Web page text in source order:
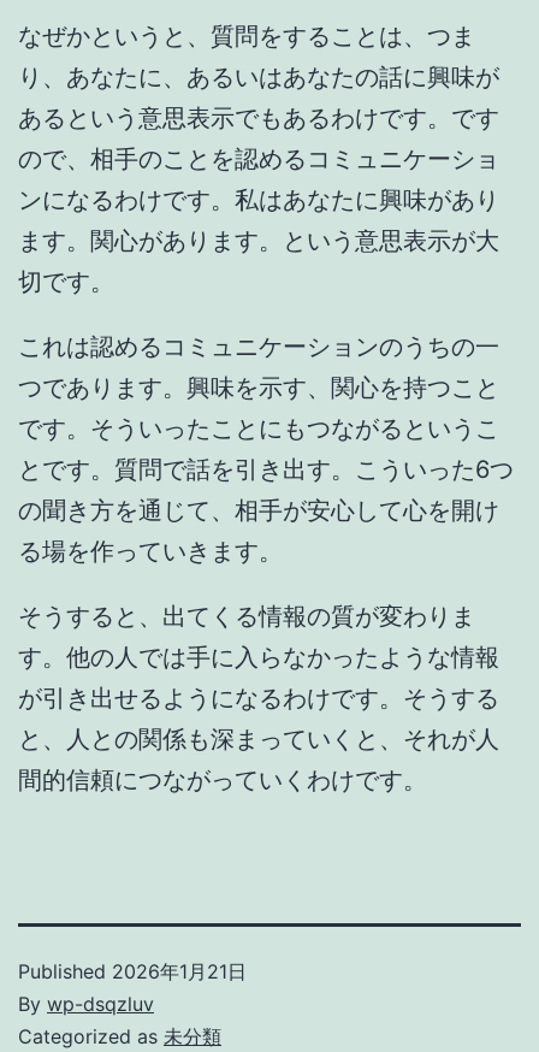
なぜかというと、質問をすることは、つま
り、あなたに、あるいはあなたの話に興味が
あるという意思表示でもあるわけです。です
ので、相手のことを認めるコミュニケーショ
ンになるわけです。私はあなたに興味があり
ます。関心があります。という意思表示が大
切です。
これは認めるコミュニケーションのうちの一
つであります。興味を示す、関心を持つこと
です。そういったことにもつながるというこ
とです。質問で話を引き出す。こういった6つ
の聞き方を通じて、相手が安心して心を開け
る場を作っていきます。
そうすると、出てくる情報の質が変わりま
す。他の人では手に入らなかったような情報
が引き出せるようになるわけです。そうする
と、人との関係も深まっていくと、それが人
間的信頼につながっていくわけです。
Published 2026年1月21日
By wp-dsqzluv
Categorized as 未分類